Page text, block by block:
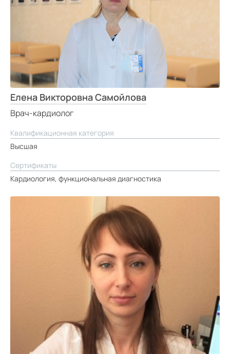
Елена Викторовна Самойлова
Врач-кардиолог
Квалификационная категория
Высшая
Сертификаты
Кардиология, функциональная диагностика